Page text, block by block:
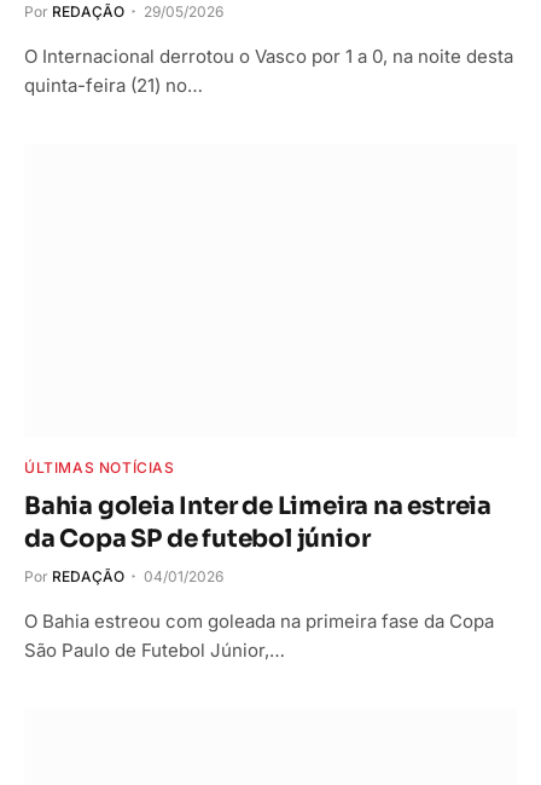
Por REDAÇÃO 29/05/2026
O Internacional derrotou o Vasco por 1 a 0, na noite desta
quinta-feira (21) no…
ÚLTIMAS NOTÍCIAS
Bahia goleia Inter de Limeira na estreia
da Copa SP de futebol júnior
Por REDAÇÃO 04/01/2026
O Bahia estreou com goleada na primeira fase da Copa
São Paulo de Futebol Júnior,…